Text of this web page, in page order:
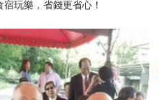
宿玩樂，省錢更省心！